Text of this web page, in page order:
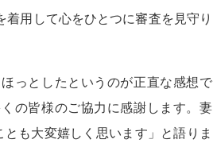
用して心をひとつに審査を見守り
っとしたというのが正直な感想で
の皆様のご協力に感謝します。妻
も大変嬉しく思います」と語りま